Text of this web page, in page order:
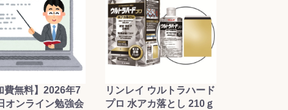
費無料】2026年7
オンライン勉強会
リンレイ ウルトラハード
プロ 水アカ落とし 210ｇ